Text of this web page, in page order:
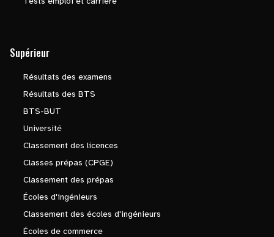
Supérieur
Résultats des examens
Résultats des BTS
BTS-BUT
Université
Classement des licences
Classes prépas (CPGE)
Classement des prépas
Écoles d'ingénieurs
Classement des écoles d'ingénieurs
Écoles de commerce